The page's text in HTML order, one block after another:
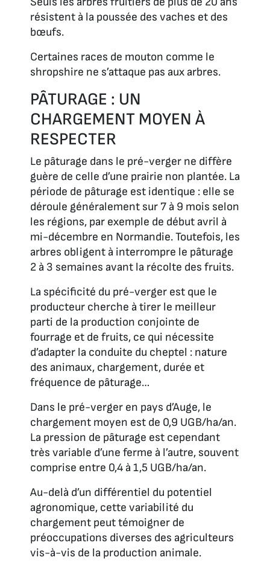
résistent à la poussée des vaches et des
bœufs.
Certaines races de mouton comme le
shropshire ne s’attaque pas aux arbres.
PÂTURAGE : UN
CHARGEMENT MOYEN À
RESPECTER
Le pâturage dans le pré-verger ne diffère
guère de celle d’une prairie non plantée. La
période de pâturage est identique : elle se
déroule généralement sur 7 à 9 mois selon
les régions, par exemple de début avril à
mi-décembre en Normandie. Toutefois, les
arbres obligent à interrompre le pâturage
2 à 3 semaines avant la récolte des fruits.
La spécificité du pré-verger est que le
producteur cherche à tirer le meilleur
parti de la production conjointe de
fourrage et de fruits, ce qui nécessite
d’adapter la conduite du cheptel : nature
des animaux, chargement, durée et
fréquence de pâturage…
Dans le pré-verger en pays d’Auge, le
chargement moyen est de 0,9 UGB/ha/an.
La pression de pâturage est cependant
très variable d’une ferme à l’autre, souvent
comprise entre 0,4 à 1,5 UGB/ha/an.
Au-delà d’un différentiel du potentiel
agronomique, cette variabilité du
chargement peut témoigner de
préoccupations diverses des agriculteurs
vis-à-vis de la production animale.